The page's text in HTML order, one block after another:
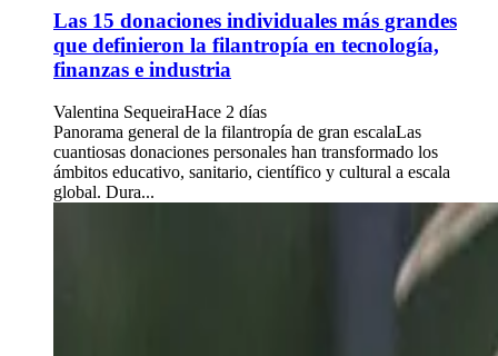
Las 15 donaciones individuales más grandes
que definieron la filantropía en tecnología,
finanzas e industria
Valentina SequeiraHace 2 días
Panorama general de la filantropía de gran escalaLas
cuantiosas donaciones personales han transformado los
ámbitos educativo, sanitario, científico y cultural a escala
global. Dura...